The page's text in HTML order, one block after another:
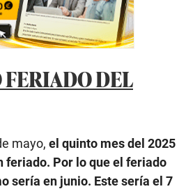
DEL
mayo, el quinto mes del 2025
feriado. Por lo que el feriado
sería en junio. Este sería el 7